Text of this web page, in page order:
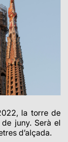
la torre de
juny. Serà el
d’alçada.